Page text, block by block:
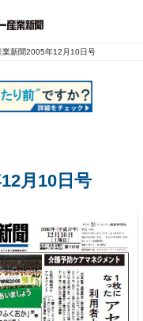
業新聞2005年12月10日号
月10日号